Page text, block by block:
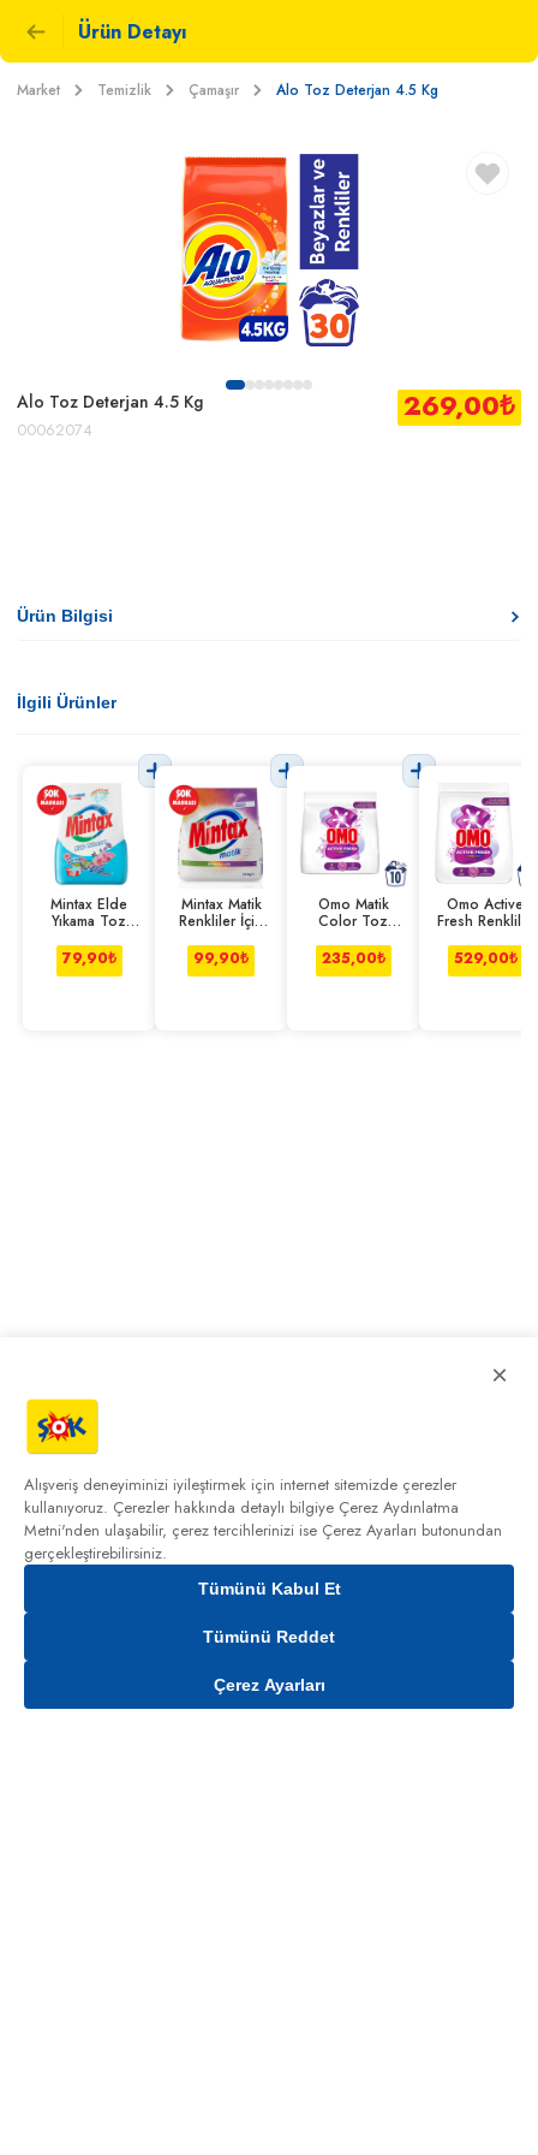
Ürün Detayı
Market Temizlik Çamaşır Alo Toz Deterjan 4.5 Kg
Alo Toz Deterjan 4.5 Kg
00062074
269,00₺
Gelince Haber Ver
Ürün Bilgisi
İlgili Ürünler
Mintax Elde
Yıkama Toz
g
79,90₺
Mintax Matik
Renkliler İçin
1.5 Kg
99,90₺
Omo Matik
Color Toz
235,00₺
Omo Active
Fresh Renkliler
4.5 Kg
529,00₺
×
Alışveriş deneyiminizi iyileştirmek için internet sitemizde çerezler
kullanıyoruz. Çerezler hakkında detaylı bilgiye Çerez Aydınlatma
Metni'nden ulaşabilir, çerez tercihlerinizi ise Çerez Ayarları butonundan
gerçekleştirebilirsiniz.
Tümünü Kabul Et
Tümünü Reddet
Çerez Ayarları